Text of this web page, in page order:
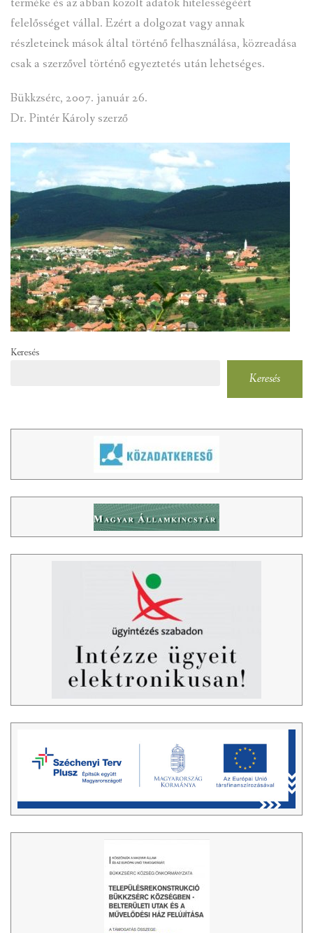
terméke és az abban közölt adatok hitelességéért
felelősséget vállal. Ezért a dolgozat vagy annak
részleteinek mások által történő felhasználása, közreadása
csak a szerzővel történő egyeztetés után lehetséges.
Bükkzsérc, 2007. január 26.
Dr. Pintér Károly szerző
Keresés
Keresés